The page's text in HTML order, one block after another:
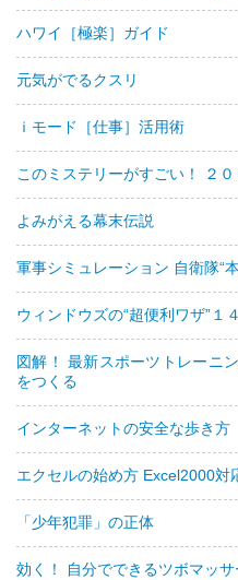
ハワイ［極楽］ガイド
元気がでるクスリ
ｉモード［仕事］活用術
このミステリーがすごい！ ２
よみがえる幕末伝説
軍事シミュレーション 自衛隊“
ウィンドウズの“超便利ワザ”１
図解！ 最新スポーツトレーニ
をつくる
インターネットの安全な歩き方
エクセルの始め方 Excel2000対
「少年犯罪」の正体
効く！ 自分でできるツボマッサ